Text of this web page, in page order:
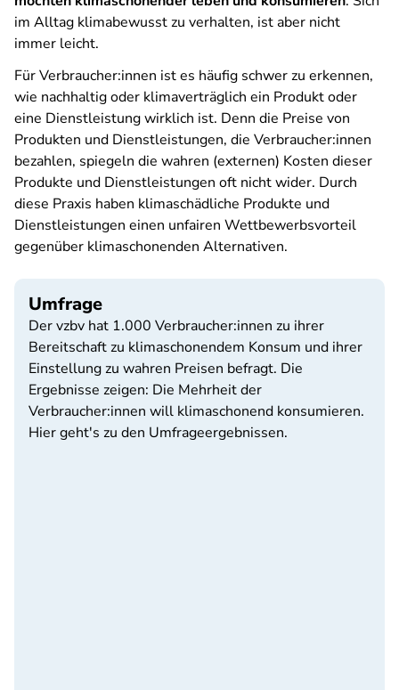
im Alltag klimabewusst zu verhalten, ist aber nicht
immer leicht.
Für Verbraucher:innen ist es häufig schwer zu erkennen,
wie nachhaltig oder klimaverträglich ein Produkt oder
eine Dienstleistung wirklich ist. Denn die Preise von
Produkten und Dienstleistungen, die Verbraucher:innen
bezahlen, spiegeln die wahren (externen) Kosten dieser
Produkte und Dienstleistungen oft nicht wider. Durch
diese Praxis haben klimaschädliche Produkte und
Dienstleistungen einen unfairen Wettbewerbsvorteil
gegenüber klimaschonenden Alternativen.
Umfrage
Der vzbv hat 1.000 Verbraucher:innen zu ihrer
Bereitschaft zu klimaschonendem Konsum und ihrer
Einstellung zu wahren Preisen befragt. Die
Ergebnisse zeigen: Die Mehrheit der
Verbraucher:innen will klimaschonend konsumieren.
Hier geht's zu den Umfrageergebnissen.